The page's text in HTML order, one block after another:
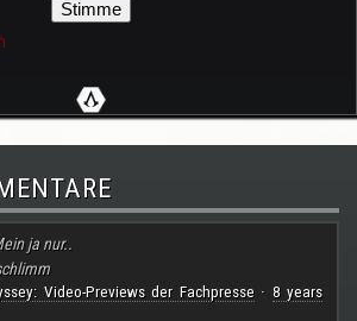
ja nur..
Video-Previews der Fachpresse· 8 years